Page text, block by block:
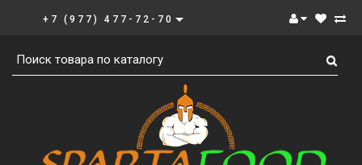
+7 (977) 477-72-70